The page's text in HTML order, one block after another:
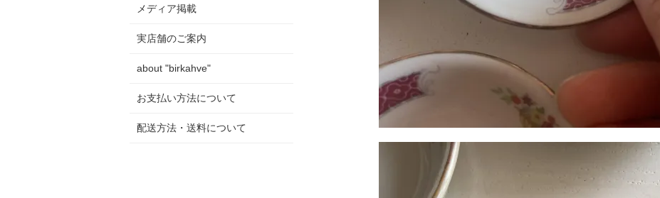
メディア掲載
実店舗のご案内
about "birkahve"
お支払い方法について
配送方法・送料について